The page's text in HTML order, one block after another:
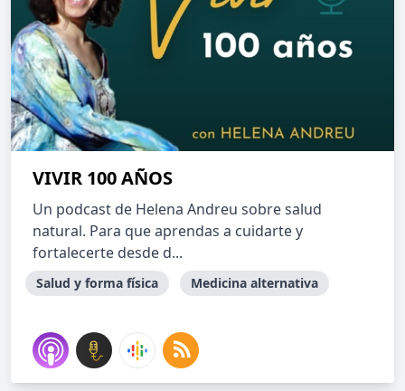
VIVIR 100 AÑOS
Un podcast de Helena Andreu sobre salud
natural. Para que aprendas a cuidarte y
fortalecerte desde d...
Salud y forma física Medicina alternativa